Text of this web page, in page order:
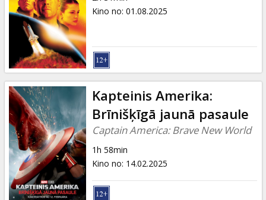
Kino no: 01.08.2025
Kapteinis Amerika:
Brīnišķīgā jaunā pasaule
Captain America: Brave New World
1h 58min
Kino no: 14.02.2025